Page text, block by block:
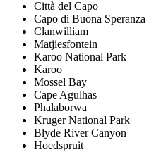
Città del Capo
Capo di Buona Speranza
Clanwilliam
Matjiesfontein
Karoo National Park
Karoo
Mossel Bay
Cape Agulhas
Phalaborwa
Kruger National Park
Blyde River Canyon
Hoedspruit